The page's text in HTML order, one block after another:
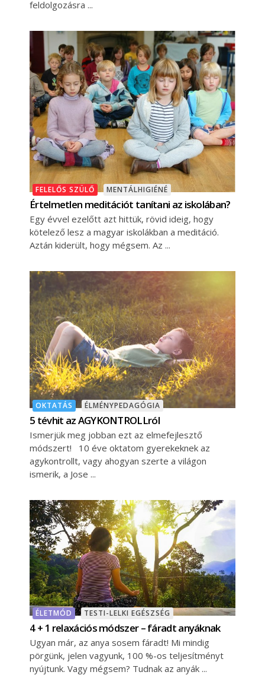
feldolgozásra
FELELŐS SZÜLŐ MENTÁLHIGIÉNÉ
Értelmetlen meditációt tanítani az iskolában?
Egy évvel ezelőtt azt hittük, rövid ideig, hogy
kötelező lesz a magyar iskolákban a meditáció.
Aztán kiderült, hogy mégsem. Az
OKTATÁS ÉLMÉNYPEDAGÓGIA
5 tévhit az AGYKONTROLLról
Ismerjük meg jobban ezt az elmefejlesztő
módszert! 10 éve oktatom gyerekeknek az
agykontrollt, vagy ahogyan szerte a világon
ismerik, a Jose
ÉLETMÓD TESTI-LELKI EGÉSZSÉG
4 + 1 relaxációs módszer – fáradt anyáknak
Ugyan már, az anya sosem fáradt! Mi mindig
pörgünk, jelen vagyunk, 100 %-os teljesítményt
nyújtunk. Vagy mégsem? Tudnak az anyák